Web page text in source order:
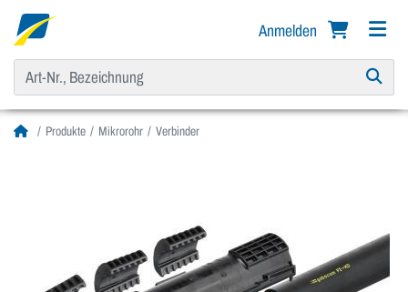
Anmelden
Produkte Mikrorohr Verbinder